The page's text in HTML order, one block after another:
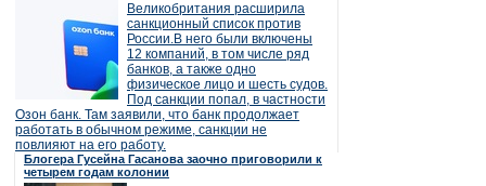
Великобритания расширила
санкционный список против
России.В него были включены
12 компаний, в том числе ряд
банков, а также одно
физическое лицо и шесть судов.
Под санкции попал, в частности
Озон банк. Там заявили, что банк продолжает
работать в обычном режиме, санкции не
повлияют на его работу.
Блогера Гусейна Гасанова заочно приговорили к
четырем годам колонии